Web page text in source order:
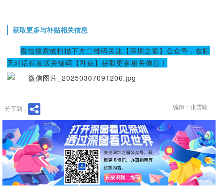
获取更多与补贴相关信息
微信搜索或扫描下方二维码关注【深圳之窗】公众号，在聊
天对话框发送关键词【补贴】获取更多相关信息！
分享到： 编辑：张雪颖